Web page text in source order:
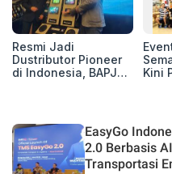
Resmi Jadi
Dustributor Pioneer
di Indonesia, BAPJ
Kini
EasyGo
2.0 Berbasis
Transportasi